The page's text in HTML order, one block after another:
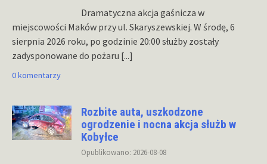
Dramatyczna akcja gaśnicza w
miejscowości Maków przy ul. Skaryszewskiej. W środę, 6
sierpnia 2026 roku, po godzinie 20:00 służby zostały
zadysponowane do pożaru [...]
0 komentarzy
Rozbite auta, uszkodzone
ogrodzenie i nocna akcja służb w
Kobyłce
Opublikowano: 2026-08-08